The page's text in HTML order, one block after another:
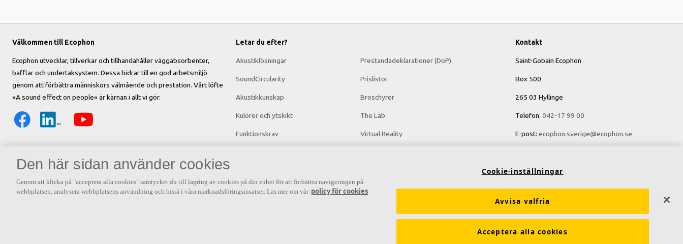
Välkommen till Ecophon
Ecophon utvecklar, tillverkar och tillhandahåller väggabsorbenter,
bafflar och undertaksystem. Dessa bidrar till en god arbetsmiljö
genom att förbättra människors välmående och prestation. Vårt löfte
»A sound effect on people« är kärnan i allt vi gör.
Letar du efter?
Akustiklösningar
SoundCircularity
Akustikkunskap
Kulörer och ytskikt
Funktionskrav
Prestandadeklarationer (DoP)
Prislistor
Broschyrer
The Lab
Virtual Reality
Kontakt
Saint-Gobain Ecophon
Box 500
265 03 Hyllinge
Telefon: 042-17 99 00
E-post: ecophon.sverige@ecophon.se
Den här sidan använder cookies
Genom att klicka på "acceptera alla cookies" samtycker du till lagring av cookies på din enhet för att förbättra navigeringen på
webbplatsen, analysera webbplatsens användning och bistå i våra marknadsföringsinsatser. Läs mer om vår policy för cookies
Cookie-inställningar
Avvisa valfria
Acceptera alla cookies